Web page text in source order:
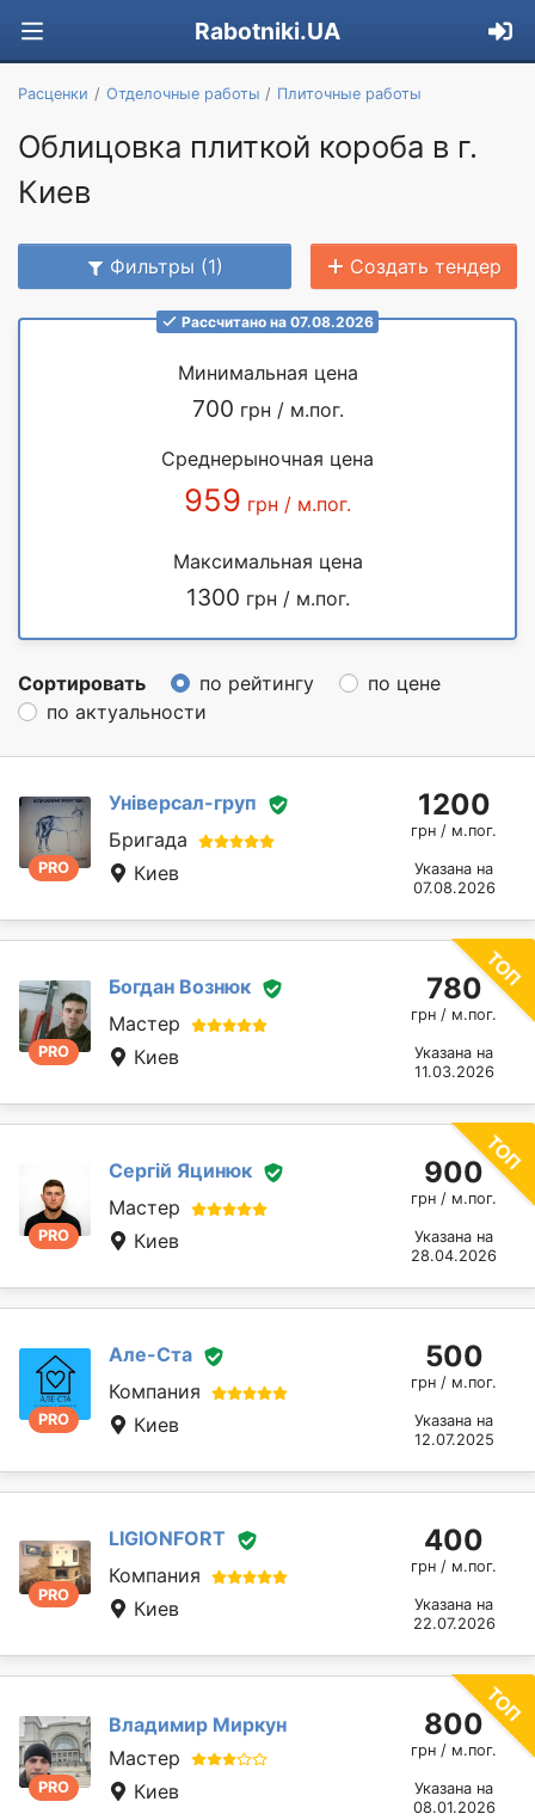
Rabotniki.UA
Расценки Отделочные работы Плиточные работы
Облицовка плиткой короба в г.
Киев
Фильтры (1) Создать тендер
Рассчитано на 07.08.2026
Минимальная цена
700 грн / м.пог.
Среднерыночная цена
959 грн / м.пог.
Максимальная цена
1300 грн / м.пог.
Сортировать по рейтингу
по цене
по актуальности
PRO
Універсал-груп
Бригада
Киев
1200
грн / м.пог.
Указана на
07.08.2026
PRO
Богдан Вознюк
Мастер
Киев
780
грн / м.пог.
Указана на
11.03.2026
PRO
Сергій Яцинюк
Мастер
Киев
900
грн / м.пог.
Указана на
28.04.2026
PRO
Але-Ста
Компания
Киев
500
грн / м.пог.
Указана на
12.07.2025
PRO
LIGIONFORT
Компания
Киев
400
грн / м.пог.
Указана на
22.07.2026
PRO
Владимир Миркун
Мастер
Киев
800
грн / м.пог.
Указана на
08.01.2026